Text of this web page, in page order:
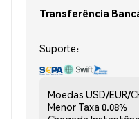
Transferência
Suporte:
Moedas USD/EUR/
Menor Taxa 0.08%